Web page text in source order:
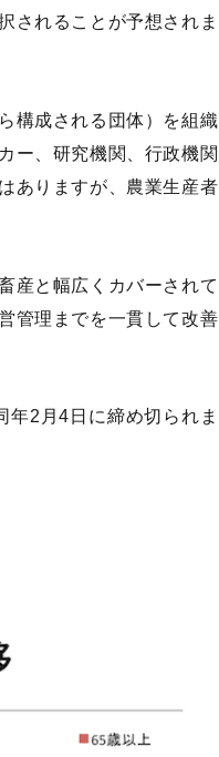
されることが予想されま
構成される団体）を組織
ー、研究機関、行政機関
ありますが、農業生産者
産と幅広くカバーされて
管理までを一貫して改善
年2月4日に締め切られま